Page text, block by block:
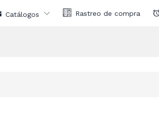
Catálogos Rastreo de compra